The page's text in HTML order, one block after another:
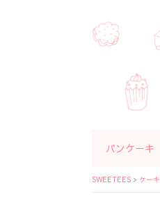
パンケーキ
SWEETEES > ケーキ